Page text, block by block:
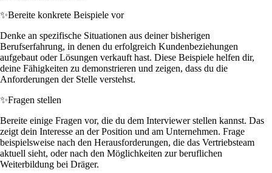
✨Bereite konkrete Beispiele vor
Denke an spezifische Situationen aus deiner bisherigen
Berufserfahrung, in denen du erfolgreich Kundenbeziehungen
aufgebaut oder Lösungen verkauft hast. Diese Beispiele helfen dir,
deine Fähigkeiten zu demonstrieren und zeigen, dass du die
Anforderungen der Stelle verstehst.
✨Fragen stellen
Bereite einige Fragen vor, die du dem Interviewer stellen kannst. Das
zeigt dein Interesse an der Position und am Unternehmen. Frage
beispielsweise nach den Herausforderungen, die das Vertriebsteam
aktuell sieht, oder nach den Möglichkeiten zur beruflichen
Weiterbildung bei Dräger.